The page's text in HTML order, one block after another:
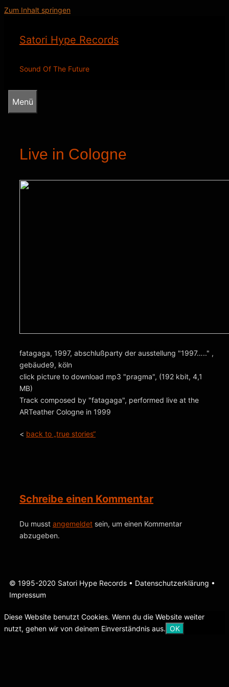
Zum Inhalt springen
Satori Hype Records
Sound Of The Future
Menü
Live in Cologne
fatagaga, 1997, abschlußparty der ausstellung "1997….." ,
gebäude9, köln
click picture to download mp3 "pragma", (192 kbit, 4,1
MB)
Track composed by "fatagaga", performed live at the
ARTeather Cologne in 1999
< back to „true stories“
Schreibe einen Kommentar
Du musst angemeldet sein, um einen Kommentar
abzugeben.
© 1995-2020 Satori Hype Records • Datenschutzerklärung •
Impressum
Diese Website benutzt Cookies. Wenn du die Website weiter
nutzt, gehen wir von deinem Einverständnis aus. OK